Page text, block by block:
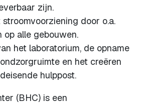
zijn.
door o.a.
op alle gebouwen.
het laboratorium, de opname
en het creëren
hulppost.
(BHC) is een